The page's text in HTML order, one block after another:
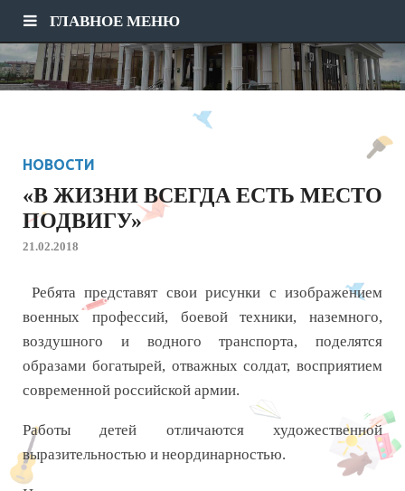
ГЛАВНОЕ МЕНЮ
НОВОСТИ
«В ЖИЗНИ ВСЕГДА ЕСТЬ МЕСТО
ПОДВИГУ»
21.02.2018
Ребята представят свои рисунки с изображением
военных профессий, боевой техники, наземного,
воздушного и водного транспорта, поделятся
образами богатырей, отважных солдат, восприятием
современной российской армии.
Работы детей отличаются художественной
выразительностью и неординарностью.